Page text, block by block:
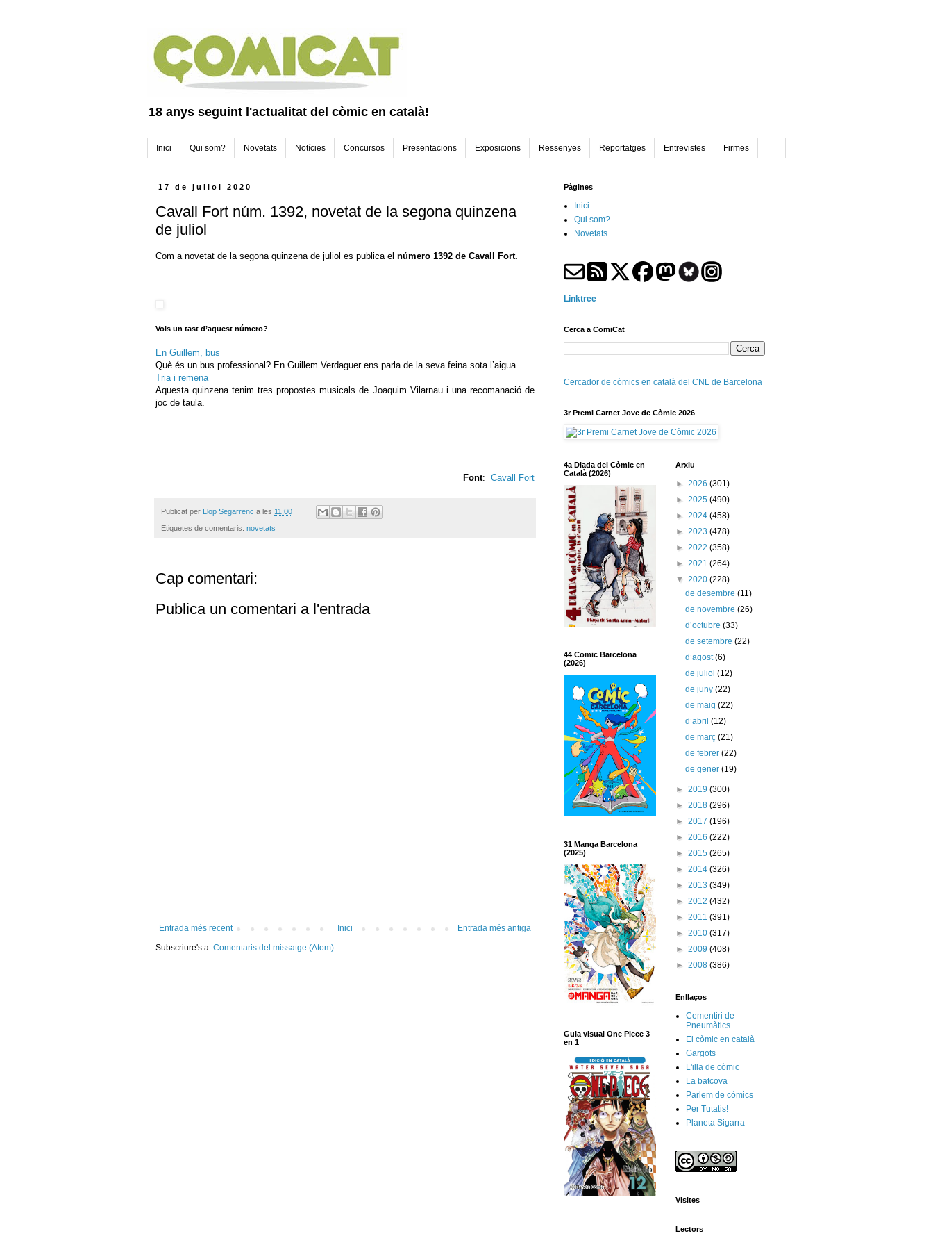
18 anys seguint l'actualitat del còmic en català!
Inici Qui som? Novetats Notícies Concursos Presentacions Exposicions Ressenyes Reportatges Entrevistes Firmes
17 de juliol 2020
Cavall Fort núm. 1392, novetat de la segona quinzena
de juliol
Com a novetat de la segona quinzena de juliol es publica el número 1392 de Cavall Fort.
Vols un tast d’aquest número?
En Guillem, bus
Què és un bus professional? En Guillem Verdaguer ens parla de la seva feina sota l’aigua.
Tria i remena
Aquesta quinzena tenim tres propostes musicals de Joaquim Vilarnau i una recomanació de
joc de taula.
Font: Cavall Fort
Publicat per Llop Segarrenc a les 11:00
Etiquetes de comentaris: novetats
Cap comentari:
Publica un comentari a l'entrada
Entrada més recent Entrada més antiga
Inici
Subscriure's a: Comentaris del missatge (Atom)
Pàgines
Inici
Qui som?
Novetats
Linktree
Cerca a ComiCat
Cercador de còmics en català del CNL de Barcelona
3r Premi Carnet Jove de Còmic 2026
4a Diada del Còmic en
Català (2026)
44 Comic Barcelona
(2026)
31 Manga Barcelona
(2025)
Guia visual One Piece 3
en 1
Arxiu
► 2026 (301)
► 2025 (490)
► 2024 (458)
► 2023 (478)
► 2022 (358)
► 2021 (264)
▼ 2020 (228)
de desembre(11)
de novembre(26)
d’octubre(33)
de setembre(22)
d’agost(6)
de juliol(12)
de juny(22)
de maig(22)
d’abril(12)
de març(21)
de febrer(22)
de gener(19)
► 2019 (300)
► 2018 (296)
► 2017 (196)
► 2016 (222)
► 2015 (265)
► 2014 (326)
► 2013 (349)
► 2012 (432)
► 2011 (391)
► 2010 (317)
► 2009 (408)
► 2008 (386)
Enllaços
Cementiri de
Pneumàtics
El còmic en català
Gargots
L'illa de còmic
La batcova
Parlem de còmics
Per Tutatis!
Planeta Sigarra
Visites
Lectors